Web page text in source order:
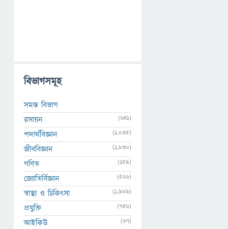
বিভাগসমূহ
সমস্ত বিভাগ
রসায়ন
(641)
পদার্থবিজ্ঞান (1,035)
জীববিজ্ঞান (1,830)
গণিত (159)
জ্যোতির্বিজ্ঞান (526)
স্বাস্থ্য ও চিকিৎসা (1,989)
প্রযুক্তি (736)
আইকিউ (67)